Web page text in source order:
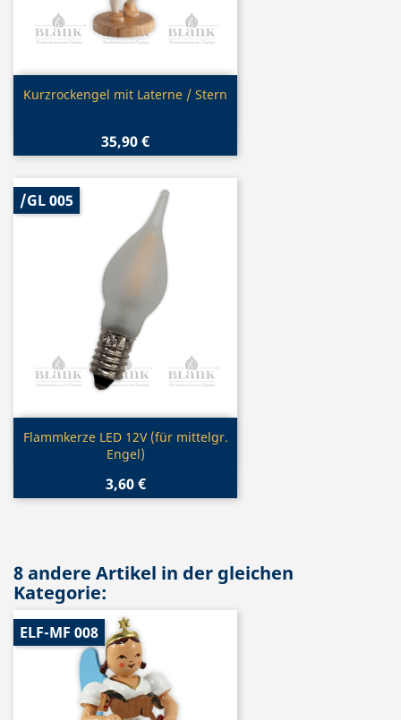
Vorschau
Kurzrockengel mit Laterne / Stern
35,90 €
Vorschau
Flammkerze LED 12V (für mittelgr.
Engel)
3,60 €
/GL 005
8 andere Artikel in der gleichen
Kategorie:
ELF-MF 008